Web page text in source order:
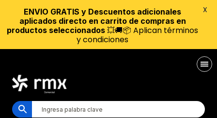
ENVIO GRATIS y Descuentos adicionales
aplicados directo en carrito de compras en
productos seleccionados 💥🚚📦 Aplican términos
y condiciones
X